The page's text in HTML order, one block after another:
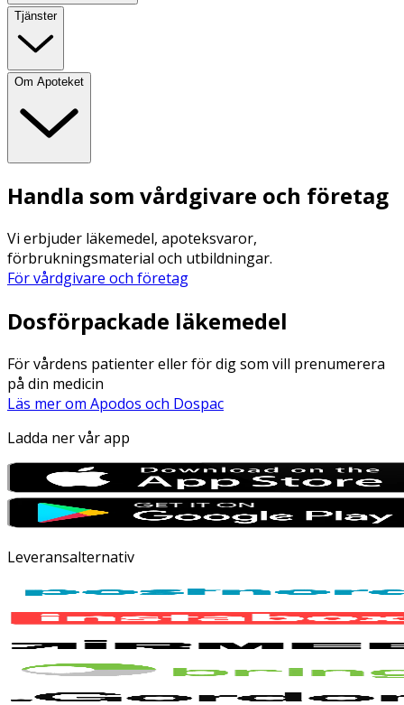
Tjänster
Om Apoteket
Handla som vårdgivare och företag
Vi erbjuder läkemedel, apoteksvaror,
förbrukningsmaterial och utbildningar.
För vårdgivare och företag
Dosförpackade läkemedel
För vårdens patienter eller för dig som vill prenumerera
på din medicin
Läs mer om Apodos och Dospac
Ladda ner vår app
Leveransalternativ